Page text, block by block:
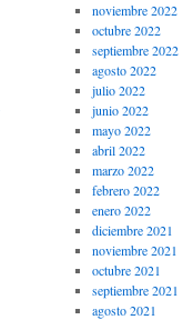
noviembre 2022
octubre 2022
septiembre 2022
agosto 2022
julio 2022
junio 2022
mayo 2022
abril 2022
marzo 2022
febrero 2022
enero 2022
diciembre 2021
noviembre 2021
octubre 2021
septiembre 2021
agosto 2021